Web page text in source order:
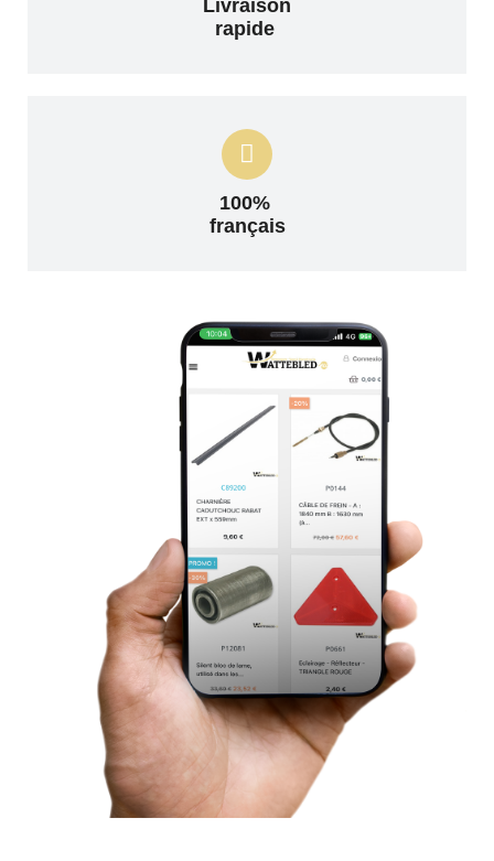
Livraison
rapide
100%
français